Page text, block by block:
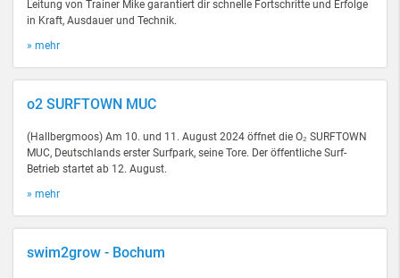
Leitung von Trainer Mike garantiert dir schnelle Fortschritte und Erfolge
in Kraft, Ausdauer und Technik.
» mehr
o2 SURFTOWN MUC
(Hallbergmoos) Am 10. und 11. August 2024 öffnet die O₂ SURFTOWN
MUC, Deutschlands erster Surfpark, seine Tore. Der öffentliche Surf-
Betrieb startet ab 12. August.
» mehr
swim2grow - Bochum